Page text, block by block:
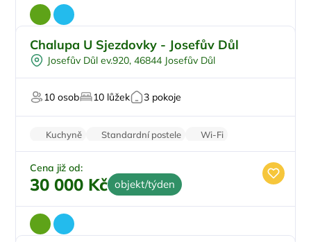
Pro cyklisty
U sjezdovky
Chalupa U Sjezdovky - Josefův Důl
Josefův Důl ev.920, 46844 Josefův Důl
10 osob 10 lůžek 3 pokoje
Kuchyně Standardní postele
Wi-Fi
Koupelna
Parkování zdarma
Cena již od:
30 000 Kč objekt/týden